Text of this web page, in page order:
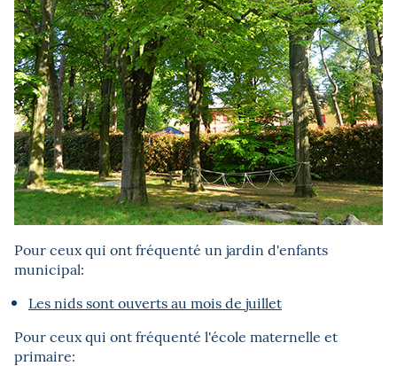
Pour ceux qui ont fréquenté un jardin d'enfants
municipal:
Les nids sont ouverts au mois de juillet
Pour ceux qui ont fréquenté l'école maternelle et
primaire: